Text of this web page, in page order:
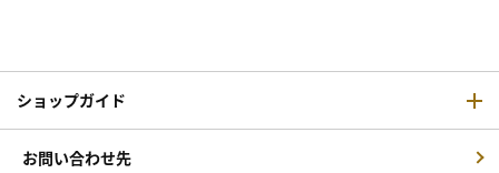
ショップガイド
お問い合わせ先